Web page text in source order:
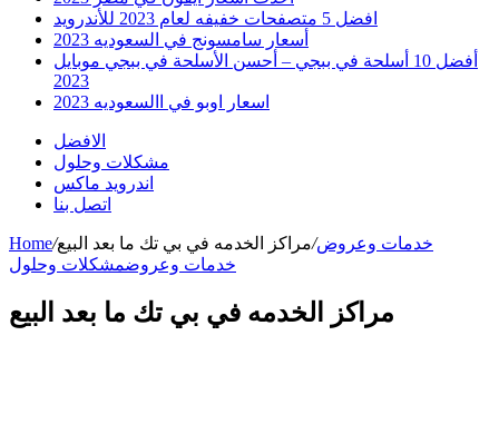
افضل 5 متصفحات خفيفه لعام 2023 للأندرويد
أسعار سامسونج في السعوديه 2023
أفضل 10 أسلحة في ببجي – أحسن الأسلحة في ببجي موبايل
2023
اسعار اوبو في االسعوديه 2023
الافضل
مشكلات وحلول
اندرويد ماكس
اتصل بنا
Home/ خدمات وعروض/مراكز الخدمه في بي تك ما بعد البيع
خدمات وعروضمشكلات وحلول
مراكز الخدمه في بي تك ما بعد البيع